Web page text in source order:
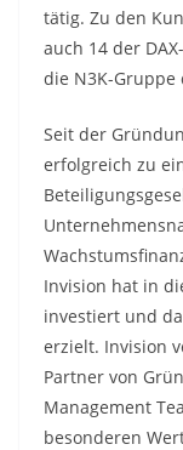
tätig. Zu den
auch 14 der
die N3K-
Seit der
erfolgreich zu
Invision hat in
investiert und
erzielt. Invision
Partner von
Management
besonderen